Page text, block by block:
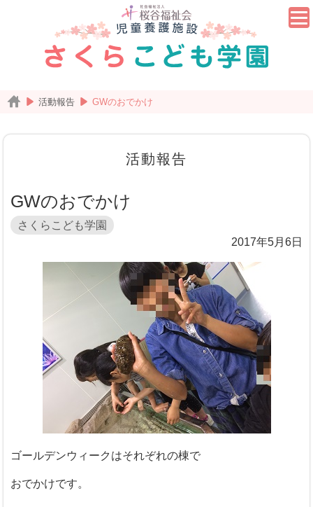
活動報告 GWのおでかけ
活動報告
GWのおでかけ
さくらこども学園
2017年5月6日
ゴールデンウィークはそれぞれの棟で
おでかけです。